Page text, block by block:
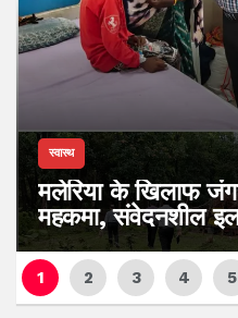
स्वास्थ
मलेरिया के खिलाफ
महकमा, संवेदनशील